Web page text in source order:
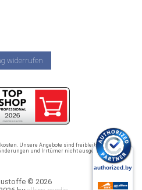
widerrufen
Unsere Angebote sind freibleibend und nur
und Irrtümer nicht ausgeschlossen.
© 2026